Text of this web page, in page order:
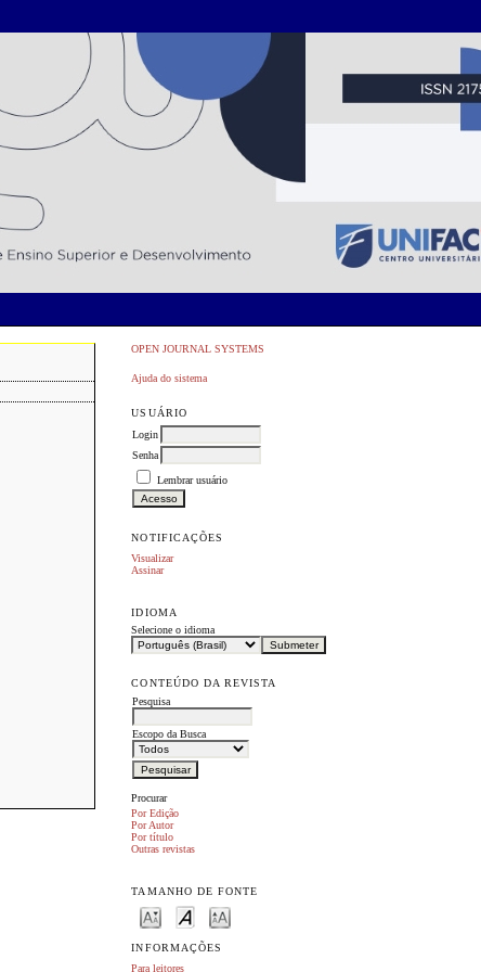
OPEN JOURNAL SYSTEMS
Ajuda do sistema
USUÁRIO
Login
Senha
Lembrar usuário
NOTIFICAÇÕES
Visualizar
Assinar
IDIOMA
Selecione o idioma
CONTEÚDO DA REVISTA
Pesquisa
Escopo da Busca
Procurar
Por Edição
Por Autor
Por título
Outras revistas
TAMANHO DE FONTE
INFORMAÇÕES
Para leitores